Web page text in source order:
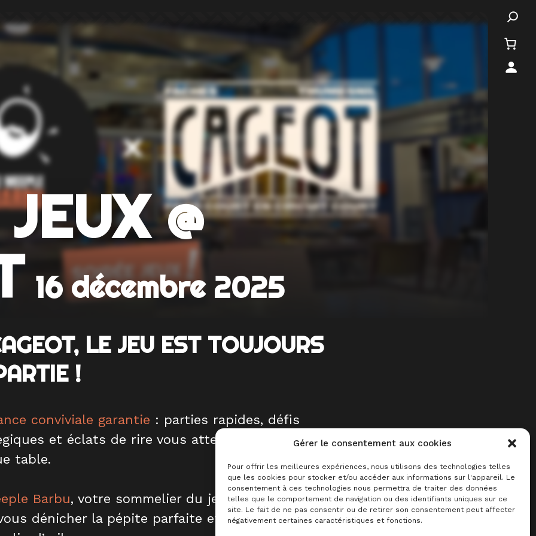
Gérer le consentement aux cookies
Pour offrir les meilleures expériences, nous utilisons des technologies telles
que les cookies pour stocker et/ou accéder aux informations sur l'appareil. Le
consentement à ces technologies nous permettra de traiter des données
telles que le comportement de navigation ou des identifiants uniques sur ce
site. Le fait de ne pas consentir ou de retirer son consentement peut affecter
négativement certaines caractéristiques et fonctions.
@
16 décembre 2025
LE JEU EST TOUJOURS
!
conviviale garantie : parties rapides, défis
et éclats de rire vous attendent à
table.
Barbu, votre sommelier du jeu, sera là
dénicher la pépite parfaite et vous initier